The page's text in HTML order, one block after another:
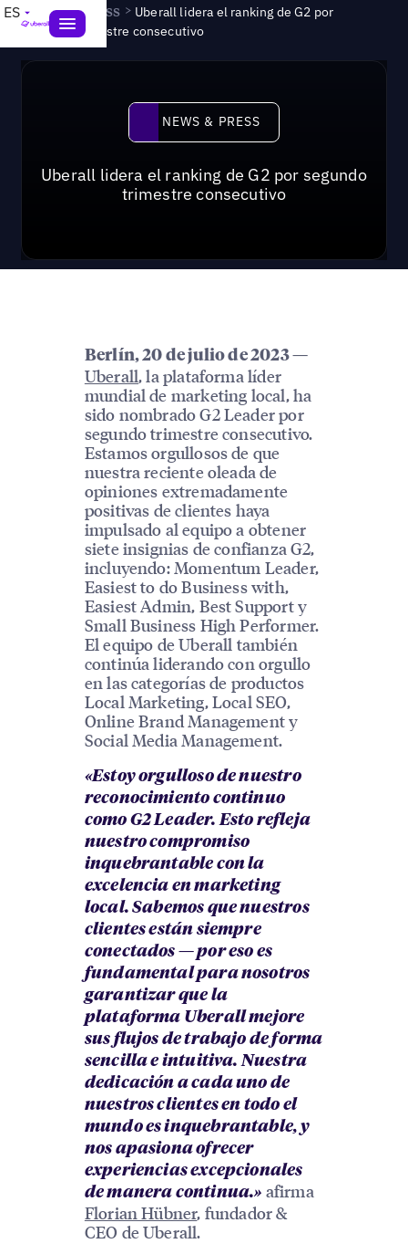
ES News & Press > Uberall lidera el ranking de G2 por
segundo trimestre consecutivo
News & Press
NEWS & PRESS
Uberall lidera el ranking de G2 por segundo
trimestre consecutivo
Berlín, 20 de julio de 2023 —
Uberall, la plataforma líder
mundial de marketing local, ha
sido nombrado G2 Leader por
segundo trimestre consecutivo.
Estamos orgullosos de que
nuestra reciente oleada de
opiniones extremadamente
positivas de clientes haya
impulsado al equipo a obtener
siete insignias de confianza G2,
incluyendo: Momentum Leader,
Easiest to do Business with,
Easiest Admin, Best Support y
Small Business High Performer.
El equipo de Uberall también
continúa liderando con orgullo
en las categorías de productos
Local Marketing, Local SEO,
Online Brand Management y
Social Media Management.
«Estoy orgulloso de nuestro
reconocimiento continuo
como G2 Leader. Esto refleja
nuestro compromiso
inquebrantable con la
excelencia en marketing
local. Sabemos que nuestros
clientes están siempre
conectados — por eso es
fundamental para nosotros
garantizar que la
plataforma Uberall mejore
sus flujos de trabajo de forma
sencilla e intuitiva. Nuestra
dedicación a cada uno de
nuestros clientes en todo el
mundo es inquebrantable, y
nos apasiona ofrecer
experiencias excepcionales
de manera continua.» afirma
Florian Hübner, fundador &
CEO de Uberall.